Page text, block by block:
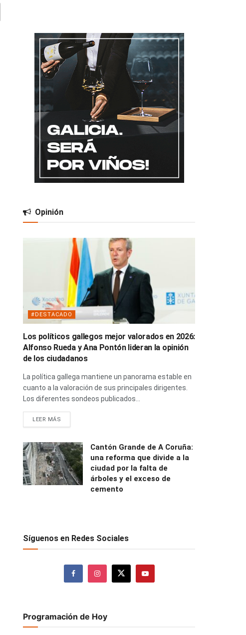
Opinión
#DESTACADO
Los políticos gallegos mejor valorados en 2026:
Alfonso Rueda y Ana Pontón lideran la opinión
de los ciudadanos
La política gallega mantiene un panorama estable en
cuanto a la valoración de sus principales dirigentes.
Los diferentes sondeos publicados...
LEER MÁS
Cantón Grande de A Coruña:
una reforma que divide a la
ciudad por la falta de
árboles y el exceso de
cemento
Síguenos en Redes Sociales
Programación de Hoy